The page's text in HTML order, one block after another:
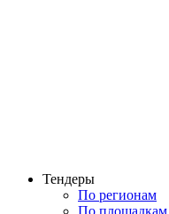
Тендеры
По регионам